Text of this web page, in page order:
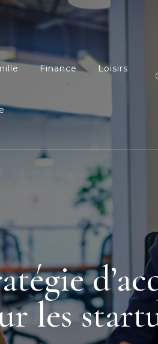
Finance Loisirs
les